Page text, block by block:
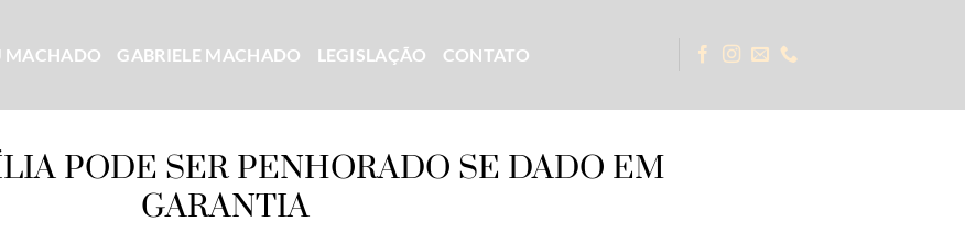
MACHADO GABRIELE MACHADO LEGISLAÇÃO CONTATO
PODE SER PENHORADO SE DADO EM
GARANTIA